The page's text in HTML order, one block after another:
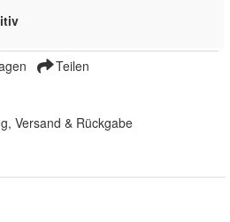
Teilen
Versand & Rückgabe